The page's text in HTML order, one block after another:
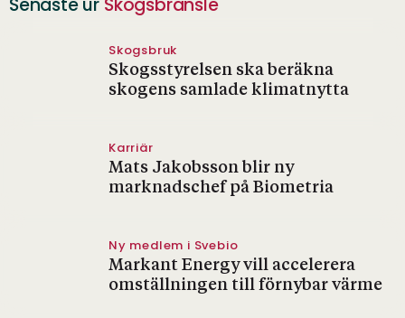
Senaste ur Skogsbränsle
Skogsbruk
Skogsstyrelsen ska beräkna
skogens samlade klimatnytta
Karriär
Mats Jakobsson blir ny
marknadschef på Biometria
Ny medlem i Svebio
Markant Energy vill accelerera
omställningen till förnybar värme